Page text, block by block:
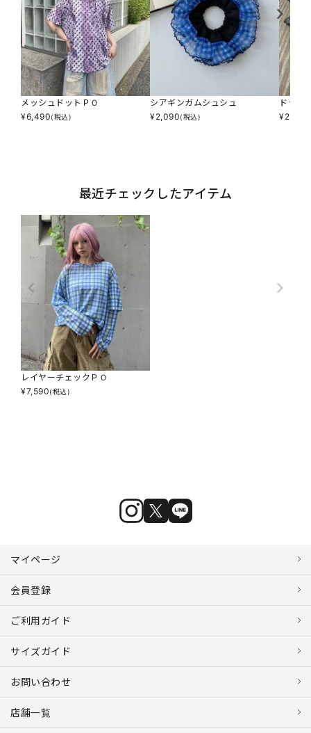
メッシュドットＰＯ
¥6,490(税込)
シアギンガムシュシュ
¥2,090(税込)
ドット
¥2,090
最近チェックしたアイテム
レイヤーチェックＰＯ
¥7,590(税込)
マイページ
会員登録
ご利用ガイド
サイズガイド
お問い合わせ
店舗一覧